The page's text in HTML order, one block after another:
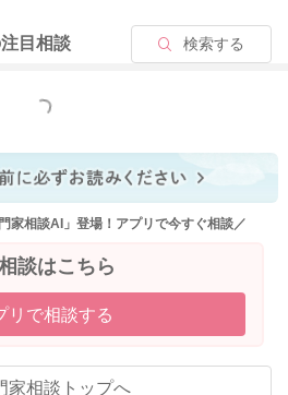
注目相談 検索する
もっと見る
家相談AI」登場！アプリで今すぐ相談／
談はこちら
リで相談する
家相談トップへ